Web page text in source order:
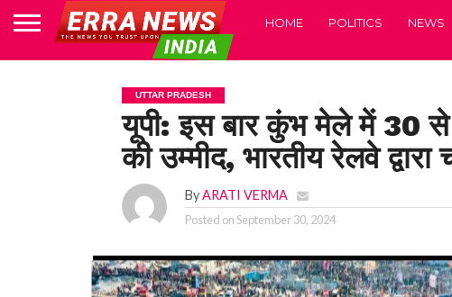
HOME POLITICS NEWS
UTTAR PRADESH
यूपी: इस बार कुंभ मेले में 30
की उम्मीद, भारतीय रेलवे
ByARATI VERMA
Posted onSeptember 30, 2024